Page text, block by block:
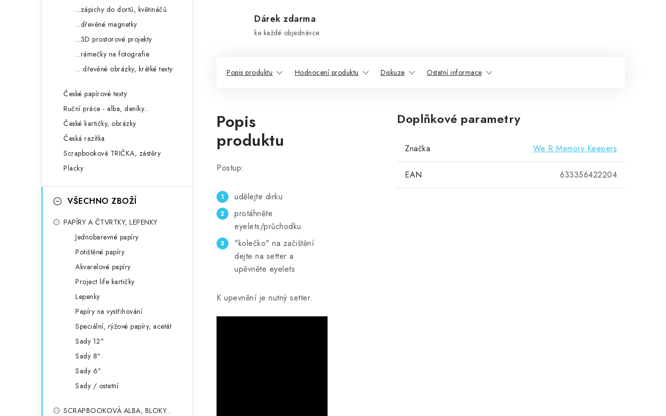
...zápichy do dortů, květináčů
...dřevěné magnetky
...3D prostorové projekty
...rámečky na fotografie
... dřevěné obrázky, krátké texty
České papírové texty
Ruční práce - alba, deníky...
České kartičky, obrázky
Česká razítka
Scrapbooková TRIČKA, zástěry
Placky
VŠECHNO ZBOŽÍ
PAPÍRY A ČTVRTKY, LEPENKY
Jednobarevné papíry
Potištěné papíry
Akvarelové papíry
Project life kartičky
Lepenky
Papíry na vystřihování
Speciální, rýžové papíry, acetát
Sady 12"
Sady 8"
Sady 6"
Sady / ostatní
SCRAPBOOKOVÁ ALBA, BLOKY...
Dárek zdarma
ke každé objednávce
Popis produktu Hodnocení produktu Diskuze Ostatní informace
Popis
produktu
Postup:
udělejte dirku
protáhněte
eyelets/průchodku
"kolečko" na začištění
dejte na setter a
upěvněte eyelets
K upevnění je nutný setter.
Doplňkové parametry
Značka We R Memory Keepers
EAN 633356422204